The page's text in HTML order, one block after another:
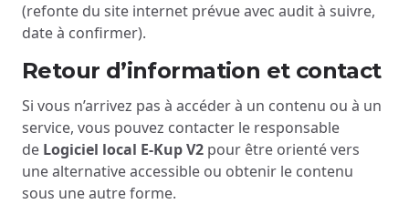
(refonte du site internet prévue avec audit à suivre,
date à confirmer).
Retour d’information et contact
Si vous n’arrivez pas à accéder à un contenu ou à un
service, vous pouvez contacter le responsable
de Logiciel local E-Kup V2 pour être orienté vers
une alternative accessible ou obtenir le contenu
sous une autre forme.